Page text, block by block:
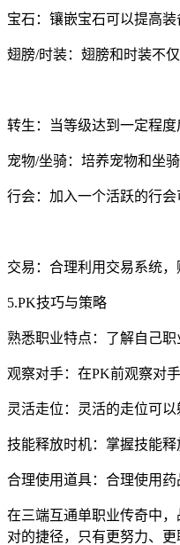
宝石：镶嵌宝石可以提高
翅膀/时装：翅膀和时装不
转生：当等级达到一定程
宠物/坐骑：培养宠物和坐
行会：加入一个活跃的行
交易：合理利用交易系统
5.PK技巧与策略
熟悉职业特点：了解自己职
观察对手：在PK前观察对
灵活走位：灵活的走位可
技能释放时机：掌握技能
合理使用道具：合理使用
在三端互通单职业传奇中
对的捷径，只有更努力、